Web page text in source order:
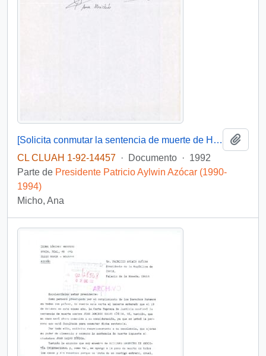
[Solicita conmutar la sentencia de muerte de Hugo Gómez]
CL CLUAH 1-92-14457 · Documento · 1992
Parte de Presidente Patricio Aylwin Azócar (1990-
1994)
Micho, Ana